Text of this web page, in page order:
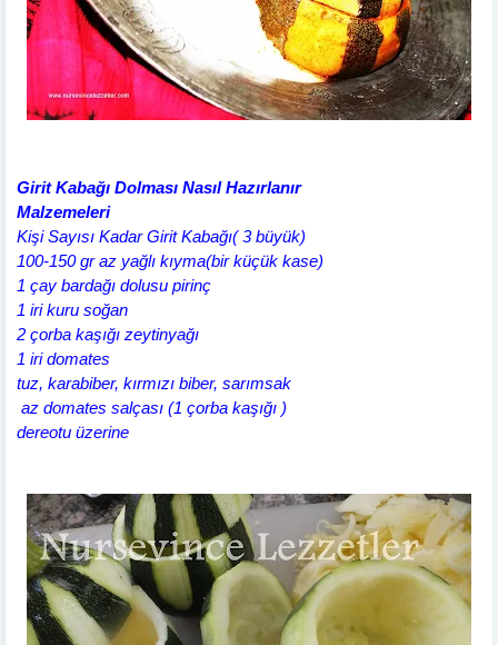
Girit Kabağı Dolması Nasıl Hazırlanır
Malzemeleri
Kişi Sayısı Kadar Girit Kabağı( 3 büyük)
100-150 gr az yağlı kıyma(bir küçük kase)
1 çay bardağı dolusu pirinç
1 iri kuru soğan
2 çorba kaşığı zeytinyağı
1 iri domates
tuz, karabiber, kırmızı biber, sarımsak
az domates salçası (1 çorba kaşığı )
dereotu üzerine